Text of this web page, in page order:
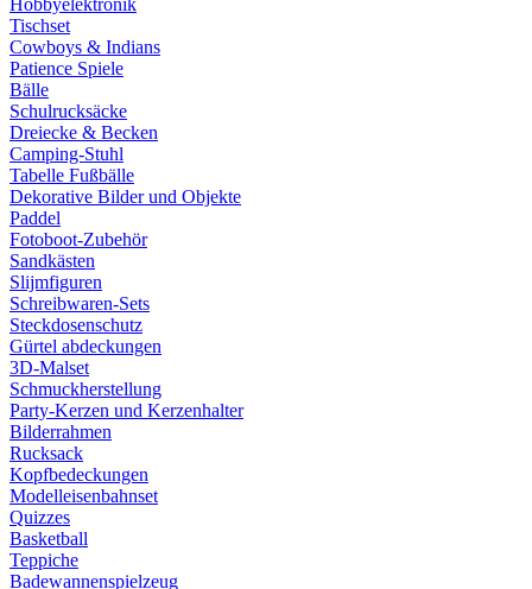
Hobbyelektronik
Tischset
Cowboys & Indians
Patience Spiele
Bälle
Schulrucksäcke
Dreiecke & Becken
Camping-Stuhl
Tabelle Fußbälle
Dekorative Bilder und Objekte
Paddel
Fotoboot-Zubehör
Sandkästen
Slijmfiguren
Schreibwaren-Sets
Steckdosenschutz
Gürtel abdeckungen
3D-Malset
Schmuckherstellung
Party-Kerzen und Kerzenhalter
Bilderrahmen
Rucksack
Kopfbedeckungen
Modelleisenbahnset
Quizzes
Basketball
Teppiche
Badewannenspielzeug